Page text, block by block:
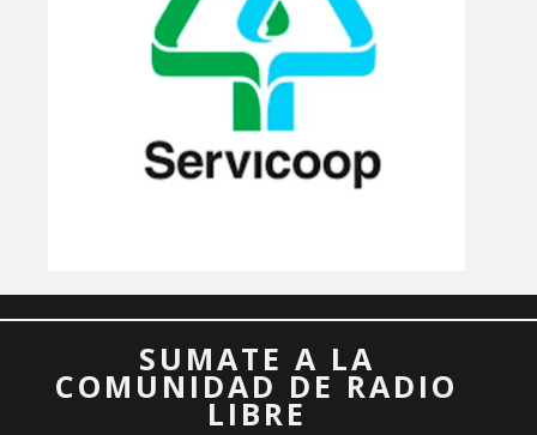
SUMATE A LA
COMUNIDAD DE RADIO
LIBRE